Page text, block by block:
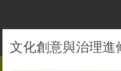
文化創意與治理進